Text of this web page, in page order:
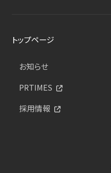
トップページ
お知らせ
PRTIMES
採用情報